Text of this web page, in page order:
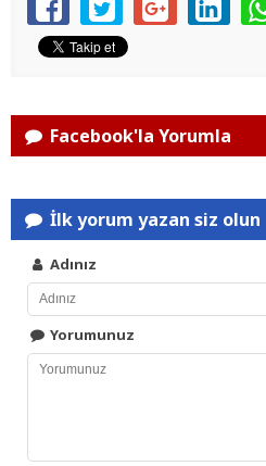
Facebook'la Yorumla
İlk yorum yazan siz olun
Adınız
Yorumunuz